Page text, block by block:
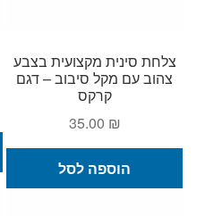
צלחת סינית מקצועית בצבע
צהוב עם מקל סיבוב – דגם
קרקס
35.00 ₪
הוספה לסל